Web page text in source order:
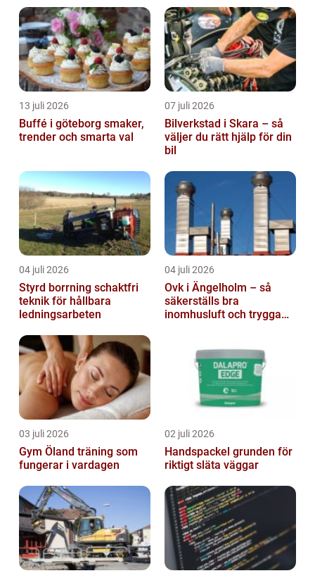
Östermalm
13 juli 2026
Buffé i göteborg smaker,
trender och smarta val
07 juli 2026
Bilverkstad i Skara – så
väljer du rätt hjälp för din
bil
04 juli 2026
Styrd borrning schaktfri
teknik för hållbara
ledningsarbeten
04 juli 2026
Ovk i Ängelholm – så
säkerställs bra
inomhusluft och trygga
03 juli 2026
Gym Öland träning som
fungerar i vardagen
02 juli 2026
Handspackel grunden för
riktigt släta väggar